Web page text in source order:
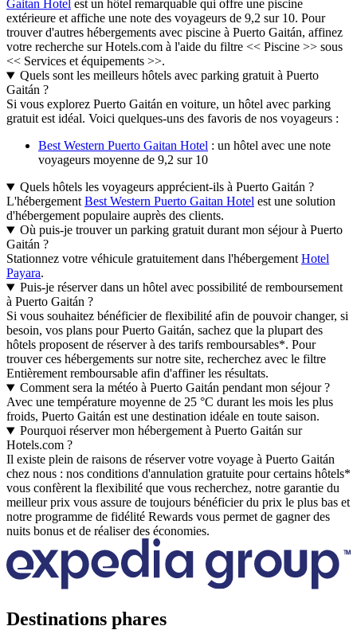
Gaitan Hotel est un hôtel remarquable qui offre une piscine
extérieure et affiche une note des voyageurs de 9,2 sur 10. Pour
trouver d'autres hébergements avec piscine à Puerto Gaitán, affinez
votre recherche sur Hotels.com à l'aide du filtre << Piscine >> sous
<< Services et équipements >>.
Quels sont les meilleurs hôtels avec parking gratuit à Puerto
Gaitán ?
Si vous explorez Puerto Gaitán en voiture, un hôtel avec parking
gratuit est idéal. Voici quelques-uns des favoris de nos voyageurs :
Best Western Puerto Gaitan Hotel : un hôtel avec une note
voyageurs moyenne de 9,2 sur 10
Quels hôtels les voyageurs apprécient-ils à Puerto Gaitán ?
L'hébergement Best Western Puerto Gaitan Hotel est une solution
d'hébergement populaire auprès des clients.
Où puis-je trouver un parking gratuit durant mon séjour à Puerto
Gaitán ?
Stationnez votre véhicule gratuitement dans l'hébergement Hotel
Payara.
Puis-je réserver dans un hôtel avec possibilité de remboursement
à Puerto Gaitán ?
Si vous souhaitez bénéficier de flexibilité afin de pouvoir changer, si
besoin, vos plans pour Puerto Gaitán, sachez que la plupart des
hôtels proposent de réserver à des tarifs remboursables*. Pour
trouver ces hébergements sur notre site, recherchez avec le filtre
Entièrement remboursable afin d'affiner les résultats.
Comment sera la météo à Puerto Gaitán pendant mon séjour ?
Avec une température moyenne de 25 °C durant les mois les plus
froids, Puerto Gaitán est une destination idéale en toute saison.
Pourquoi réserver mon hébergement à Puerto Gaitán sur
Hotels.com ?
Il existe plein de raisons de réserver votre voyage à Puerto Gaitán
chez nous : nos conditions d'annulation gratuite pour certains hôtels*
vous confèrent la flexibilité que vous recherchez, notre garantie du
meilleur prix vous assure de toujours bénéficier du prix le plus bas et
notre programme de fidélité Rewards vous permet de gagner des
nuits bonus et de réaliser des économies.
Destinations phares